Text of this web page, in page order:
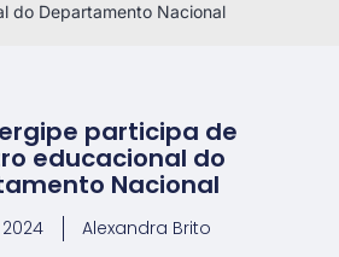
do Departamento Nacional
participa de
educacional do
Nacional
Alexandra Brito